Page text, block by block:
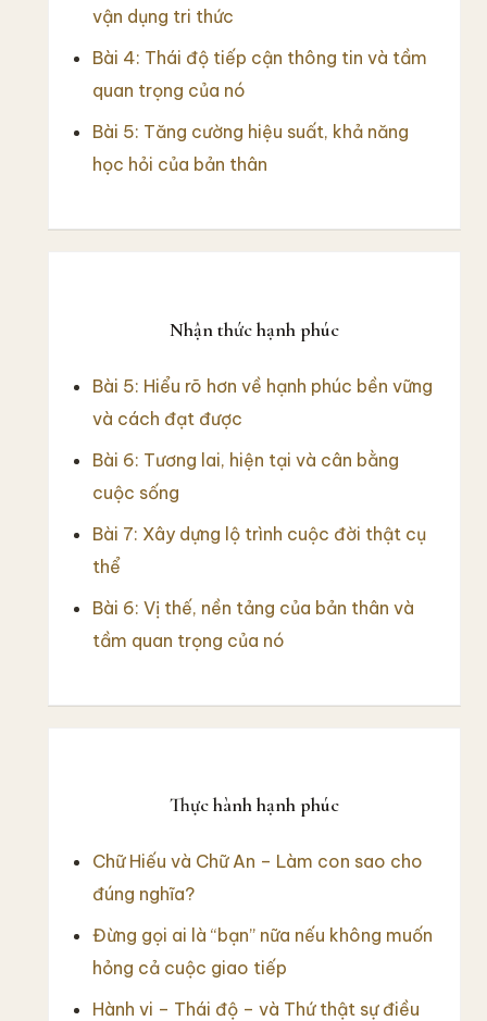
vận dụng tri thức
Bài 4: Thái độ tiếp cận thông tin và tầm
quan trọng của nó
Bài 5: Tăng cường hiệu suất, khả năng
học hỏi của bản thân
Nhận thức hạnh phúc
Bài 5: Hiểu rõ hơn về hạnh phúc bền vững
và cách đạt được
Bài 6: Tương lai, hiện tại và cân bằng
cuộc sống
Bài 7: Xây dựng lộ trình cuộc đời thật cụ
thể
Bài 6: Vị thế, nền tảng của bản thân và
tầm quan trọng của nó
Thực hành hạnh phúc
Chữ Hiếu và Chữ An – Làm con sao cho
đúng nghĩa?
Đừng gọi ai là “bạn” nữa nếu không muốn
hỏng cả cuộc giao tiếp
Hành vi – Thái độ – và Thứ thật sự điều